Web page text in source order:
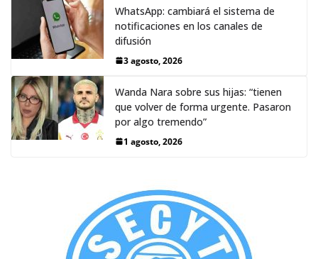
WhatsApp: cambiará el sistema de
notificaciones en los canales de
difusión
3 agosto, 2026
Wanda Nara sobre sus hijas: “tienen
que volver de forma urgente. Pasaron
por algo tremendo”
1 agosto, 2026